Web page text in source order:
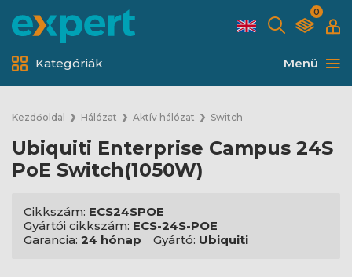
0
Menü
Kategóriák
Kezdőoldal Hálózat Aktív hálózat Switch
Ubiquiti Enterprise Campus 24S
PoE Switch(1050W)
Cikkszám: ECS24SPOE
Gyártói cikkszám: ECS-24S-POE
Garancia: 24 hónap Gyártó: Ubiquiti